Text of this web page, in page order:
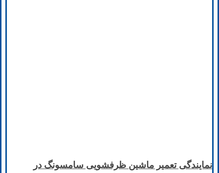
نمایندگی تعمیر ماشین ظرفشویی سامسونگ در